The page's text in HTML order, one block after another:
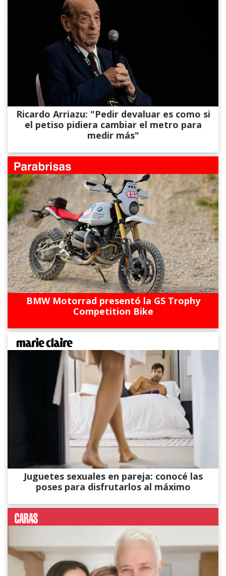
Ricardo Arriazu: "Pedir devaluar es como si
el petiso pidiera cambiar el metro para
medir más"
BMW Motorrad presentó la GS Trophy
Competition Bike
Juguetes sexuales en pareja: conocé las
poses para disfrutarlos al máximo